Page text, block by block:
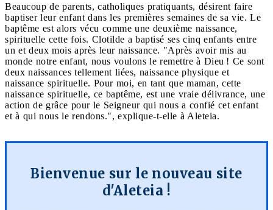
Beaucoup de parents, catholiques pratiquants, désirent faire
baptiser leur enfant dans les premières semaines de sa vie. Le
baptême est alors vécu comme une deuxième naissance,
spirituelle cette fois. Clotilde a baptisé ses cinq enfants entre
un et deux mois après leur naissance. "Après avoir mis au
monde notre enfant, nous voulons le remettre à Dieu ! Ce sont
deux naissances tellement liées, naissance physique et
naissance spirituelle. Pour moi, en tant que maman, cette
naissance spirituelle, ce baptême, est une vraie délivrance, une
action de grâce pour le Seigneur qui nous a confié cet enfant
et à qui nous le rendons.", explique-t-elle à Aleteia.
Bienvenue sur le nouveau site
d'Aleteia !